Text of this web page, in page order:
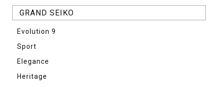
GRAND SEIKO
Evolution 9
Sport
Elegance
Heritage